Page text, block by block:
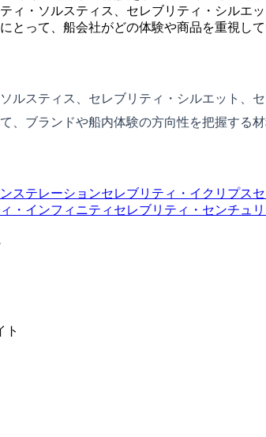
ィ・ソルスティス、セレブリティ・シル
とって、船会社がどの体験や商品を重視し
ルスティス、セレブリティ・シルエット
、ブランドや船内体験の方向性を把握する材
ステレーションセレブリティ・イクリプス
・インフィニティ セレブリティ・センチュ
ト